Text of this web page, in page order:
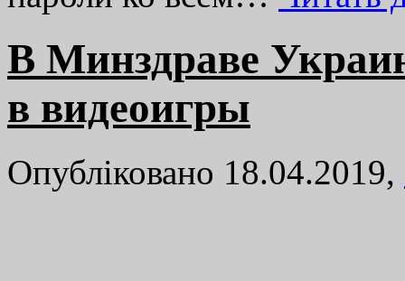
В Минздраве
в видеоигры
Опубліковано 18.04.2019,